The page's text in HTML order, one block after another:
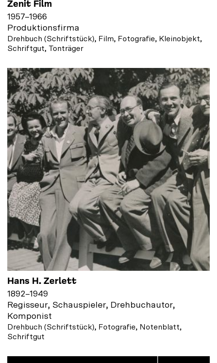
Zenit Film
1957–1966
Produktionsfirma
Drehbuch (Schriftstück), Film, Fotografie, Kleinobjekt,
Schriftgut, Tonträger
Hans H. Zerlett
1892–1949
Regisseur, Schauspieler, Drehbuchautor,
Komponist
Drehbuch (Schriftstück), Fotografie, Notenblatt,
Schriftgut